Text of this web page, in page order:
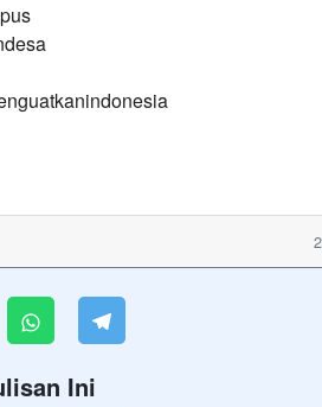
Ini